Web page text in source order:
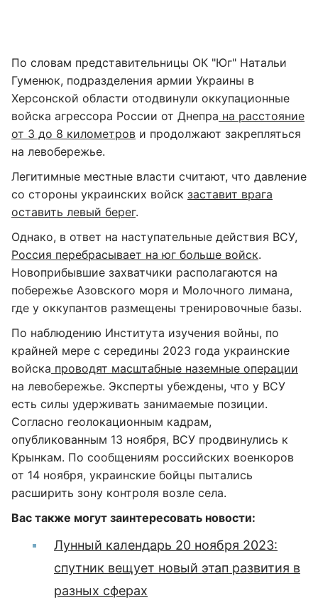
По словам представительницы ОК "Юг" Натальи
Гуменюк, подразделения армии Украины в
Херсонской области отодвинули оккупационные
войска агрессора России от Днепра на расстояние
от 3 до 8 километров и продолжают закрепляться
на левобережье.
Легитимные местные власти считают, что давление
со стороны украинских войск заставит врага
оставить левый берег.
Однако, в ответ на наступательные действия ВСУ,
Россия перебрасывает на юг больше войск.
Новоприбывшие захватчики располагаются на
побережье Азовского моря и Молочного лимана,
где у оккупантов размещены тренировочные базы.
По наблюдению Института изучения войны, по
крайней мере с середины 2023 года украинские
войска проводят масштабные наземные операции
на левобережье. Эксперты убеждены, что у ВСУ
есть силы удерживать занимаемые позиции.
Согласно геолокационным кадрам,
опубликованным 13 ноября, ВСУ продвинулись к
Крынкам. По сообщениям российских военкоров
от 14 ноября, украинские бойцы пытались
расширить зону контроля возле села.
Вас также могут заинтересовать новости:
Лунный календарь 20 ноября 2023:
спутник вещует новый этап развития в
разных сферах